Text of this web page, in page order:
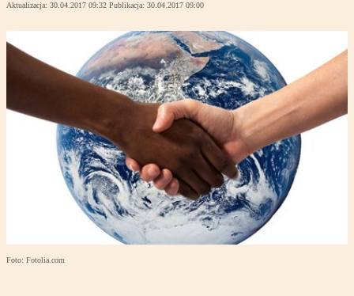
Aktualizacja: 30.04.2017 09:32 Publikacja: 30.04.2017 09:00
Foto: Fotolia.com